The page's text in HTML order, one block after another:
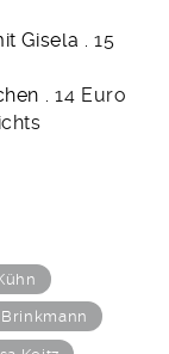
Gisela .15
. 14 Euro